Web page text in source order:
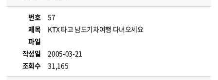
번호
57
제목
KTX 타고 남도기차여행 다녀오세요
파일
작성일
2005-03-21
조회수
31,165